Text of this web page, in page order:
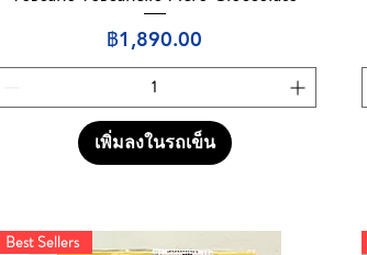
ราคา
฿1,890.00
เพิ่มลงในรถเข็น
Best Sellers